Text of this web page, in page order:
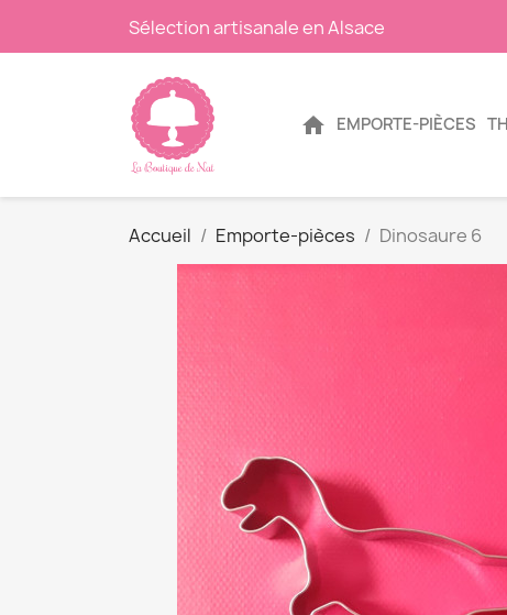
Sélection artisanale en Alsace
home EMPORTE-PIÈCES
Accueil Emporte-pièces Dinosaure 6